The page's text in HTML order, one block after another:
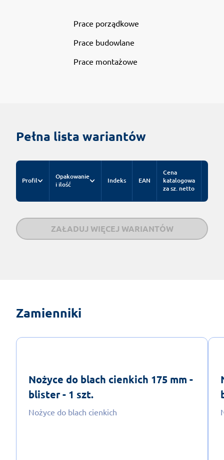
Prace porządkowe
Prace budowlane
Prace montażowe
Pełna lista wariantów
Profil
Opakowanie
i ilość
Indeks EAN
Cena
katalogowa
za sz. netto
ZAŁADUJ WIĘCEJ WARIANTÓW
Zamienniki
Nożyce do blach cienkich 175 mm -
blister - 1 szt.
Nożyce do blach cienkich